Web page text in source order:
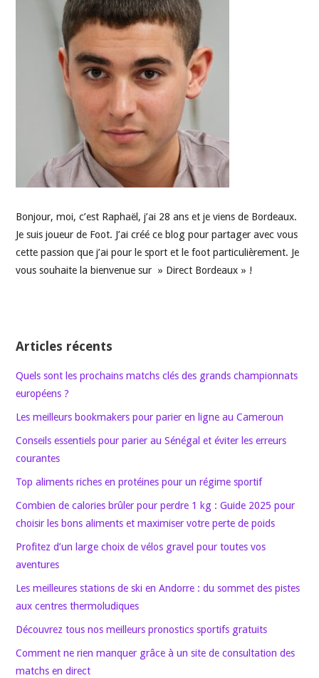
Bonjour, moi, c’est Raphaël, j’ai 28 ans et je viens de Bordeaux.
Je suis joueur de Foot. J’ai créé ce blog pour partager avec vous
cette passion que j’ai pour le sport et le foot particulièrement. Je
vous souhaite la bienvenue sur » Direct Bordeaux » !
Articles récents
Quels sont les prochains matchs clés des grands championnats
européens ?
Les meilleurs bookmakers pour parier en ligne au Cameroun
Conseils essentiels pour parier au Sénégal et éviter les erreurs
courantes
Top aliments riches en protéines pour un régime sportif
Combien de calories brûler pour perdre 1 kg : Guide 2025 pour
choisir les bons aliments et maximiser votre perte de poids
Profitez d’un large choix de vélos gravel pour toutes vos
aventures
Les meilleures stations de ski en Andorre : du sommet des pistes
aux centres thermoludiques
Découvrez tous nos meilleurs pronostics sportifs gratuits
Comment ne rien manquer grâce à un site de consultation des
matchs en direct